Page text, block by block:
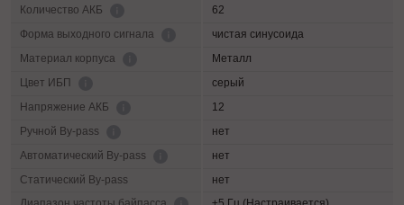
Количество АКБ
62
Форма выходного сигнала
чистая синусоида
Материал корпуса
Металл
Цвет ИБП
серый
Напряжение АКБ
12
Ручной By-pass
нет
Автоматический By-pass
нет
Статический By-pass
нет